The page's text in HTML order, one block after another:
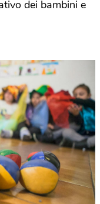
dei bambini e